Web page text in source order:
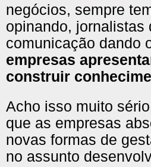
negócios, sempre
opinando, jornalistas
comunicação dando
empresas
construir
Acho isso muito
que as empresas
novas formas de
no assunto